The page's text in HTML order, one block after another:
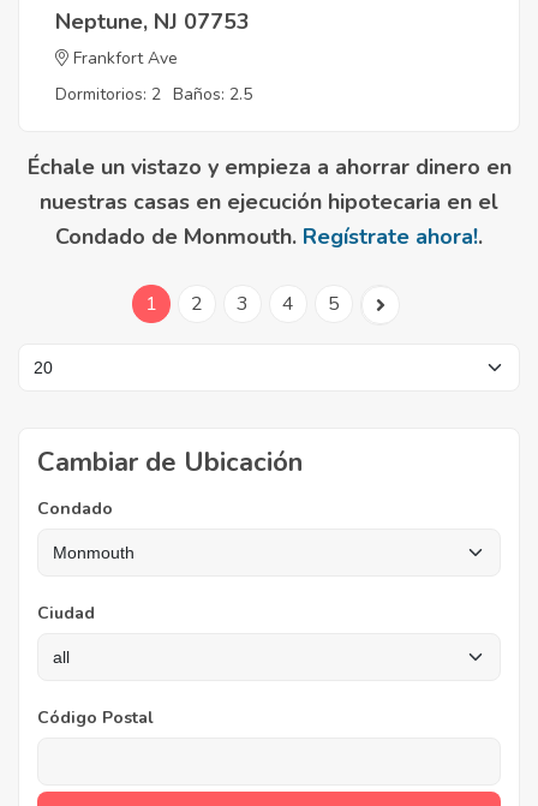
Neptune, NJ 07753
Frankfort Ave
Dormitorios: 2 Baños: 2.5
Échale un vistazo y empieza a ahorrar dinero en
nuestras casas en ejecución hipotecaria en el
Condado de Monmouth. Regístrate ahora!.
1 2 3 4 5
Cambiar de Ubicación
Condado
Ciudad
Código Postal